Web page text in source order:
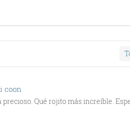
coon
Qué rojito más increíble.